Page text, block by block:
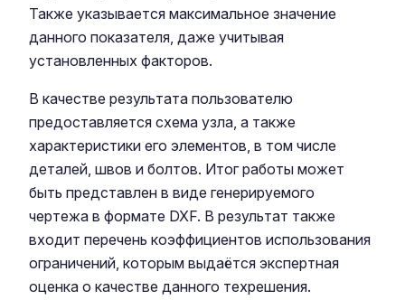
Также указывается максимальное значение
данного показателя, даже учитывая
установленных факторов.
В качестве результата пользователю
предоставляется схема узла, а также
характеристики его элементов, в том числе
деталей, швов и болтов. Итог работы может
быть представлен в виде генерируемого
чертежа в формате DXF. В результат также
входит перечень коэффициентов использования
ограничений, которым выдаётся экспертная
оценка о качестве данного техрешения.